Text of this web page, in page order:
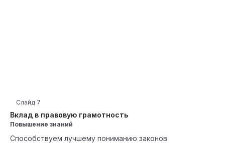
Вклад в правовую грамотность
Слайд 7
Повышение знаний
Способствуем лучшему пониманию законов